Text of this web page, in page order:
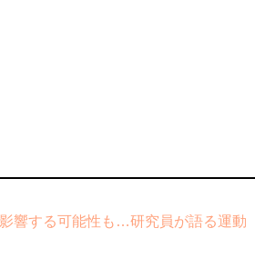
響する可能性も…研究員が語る運動